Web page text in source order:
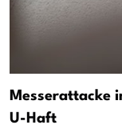
Messerattacke
U-Haft